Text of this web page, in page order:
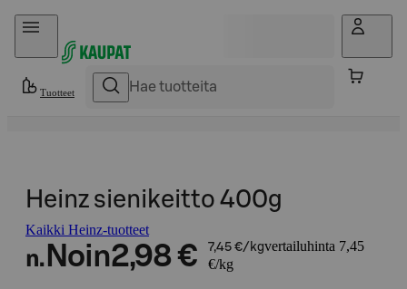
Hyppää sisältöön
Tuotteet
Heinz sienikeitto 400g
Kaikki Heinz-tuotteet
n. Noin2,98 € 7,45 €/kgvertailuhinta 7,45
€/kg